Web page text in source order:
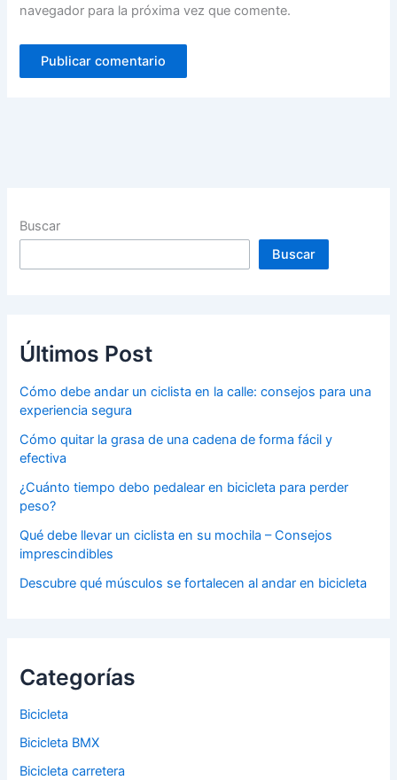
navegador para la próxima vez que comente.
Buscar
Buscar
Últimos Post
Cómo debe andar un ciclista en la calle: consejos para una
experiencia segura
Cómo quitar la grasa de una cadena de forma fácil y
efectiva
¿Cuánto tiempo debo pedalear en bicicleta para perder
peso?
Qué debe llevar un ciclista en su mochila – Consejos
imprescindibles
Descubre qué músculos se fortalecen al andar en bicicleta
Categorías
Bicicleta
Bicicleta BMX
Bicicleta carretera